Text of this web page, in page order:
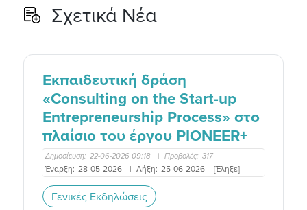
Σχετικά Νέα
Εκπαιδευτική δράση
«Consulting on the Start-up
Entrepreneurship Process» στο
πλαίσιο του έργου PIONEER+
Δημοσίευση: 22-06-2026 09:18 | Προβολές: 317
Έναρξη: 28-05-2026 | Λήξη: 25-06-2026 [Έληξε]
Γενικές Εκδηλώσεις